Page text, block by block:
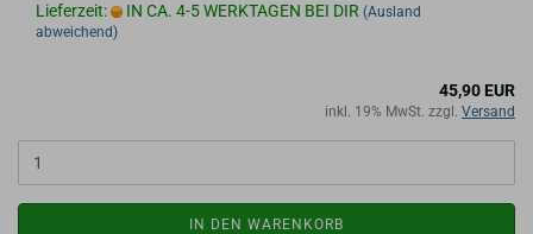
Lieferzeit: IN CA. 4-5 WERKTAGEN BEI DIR (Ausland
abweichend)
45,90 EUR
inkl. 19% MwSt. zzgl. Versand
IN DEN WARENKORB